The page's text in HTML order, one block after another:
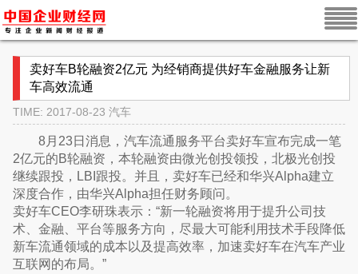
卖好车B轮融资2亿元 为经销商提供好车金融服务让新
车高效流通
TIME: 2017-08-23 汽车
8月23日消息，汽车流通服务平台卖好车宣布完成一笔
2亿元的B轮融资，本轮融资由微光创投领投，北极光创投
继续跟投，LBI跟投。并且，卖好车已经和华兴Alpha建立
深度合作，由华兴Alpha担任财务顾问。
卖好车CEO李研珠表示：“新一轮融资将用于提升公司技
术、金融、平台等服务方向，尽最大可能利用技术手段降低
新车流通领域的成本以及提高效率，加速卖好车在汽车产业
互联网的布局。”